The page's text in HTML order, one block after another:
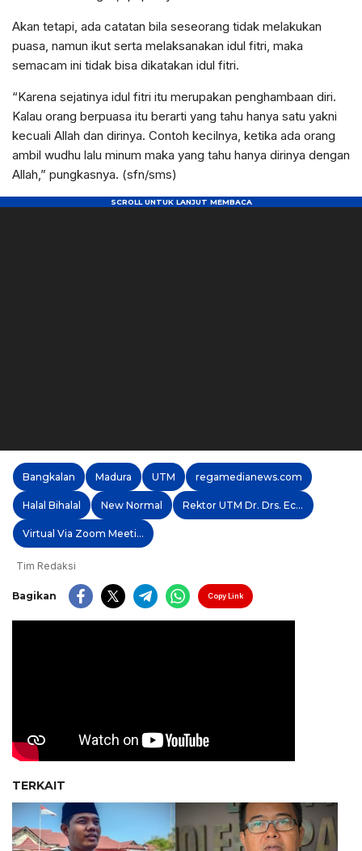
Akan tetapi, ada catatan bila seseorang tidak melakukan
puasa, namun ikut serta melaksanakan idul fitri, maka
semacam ini tidak bisa dikatakan idul fitri.
“Karena sejatinya idul fitri itu merupakan penghambaan diri.
Kalau orang berpuasa itu berarti yang tahu hanya satu yakni
kecuali Allah dan dirinya. Contoh kecilnya, ketika ada orang
ambil wudhu lalu minum maka yang tahu hanya dirinya dengan
Allah,” pungkasnya. (sfn/sms)
Bangkalan Madura UTM regamedianews.com
Halal Bihalal New Normal Rektor UTM Dr. Drs. Ec. H. Muh. Syarif MS
Virtual Via Zoom Meeting
Tim Redaksi
Bagikan Copy Link
TERKAIT